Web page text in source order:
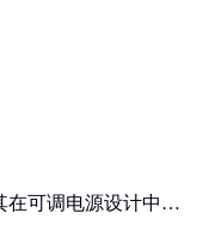
在可调电源设计中的